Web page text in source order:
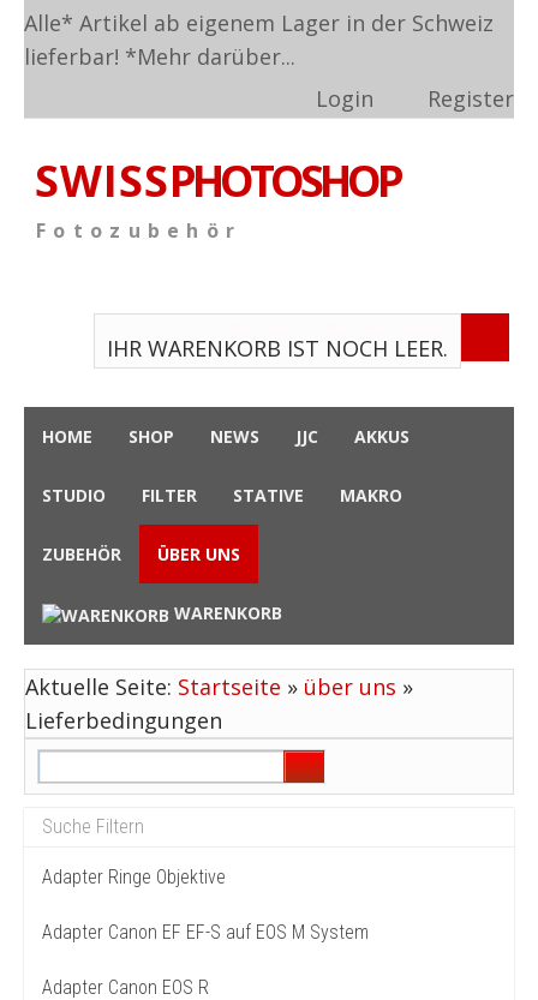
Alle* Artikel ab eigenem Lager in der Schweiz
lieferbar! *Mehr darüber...
Login
Register
S W I S SPHOTOSHOP
F o t o z u b e h ö r
IHR WARENKORB IST NOCH LEER.
HOME SHOP NEWS JJC AKKUS
STUDIO FILTER STATIVE MAKRO
ZUBEHÖR ÜBER UNS
WARENKORB
Aktuelle Seite: Startseite » über uns »
Lieferbedingungen
Adapter Ringe Objektive
Adapter Canon EF EF-S auf EOS M System
Adapter Canon EOS R